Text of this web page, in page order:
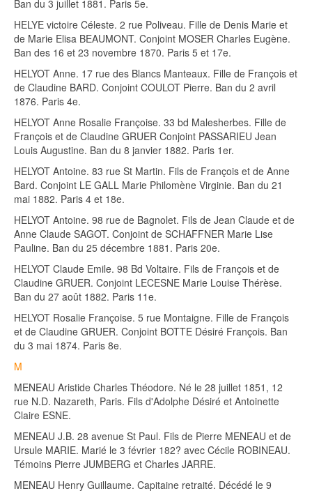
Ban du 3 juillet 1881. Paris 5e.
HELYE victoire Céleste. 2 rue Poliveau. Fille de Denis Marie et
de Marie Elisa BEAUMONT. Conjoint MOSER Charles Eugène.
Ban des 16 et 23 novembre 1870. Paris 5 et 17e.
HELYOT Anne. 17 rue des Blancs Manteaux. Fille de François et
de Claudine BARD. Conjoint COULOT Pierre. Ban du 2 avril
1876. Paris 4e.
HELYOT Anne Rosalie Françoise. 33 bd Malesherbes. Fille de
François et de Claudine GRUER Conjoint PASSARIEU Jean
Louis Augustine. Ban du 8 janvier 1882. Paris 1er.
HELYOT Antoine. 83 rue St Martin. Fils de François et de Anne
Bard. Conjoint LE GALL Marie Philomène Virginie. Ban du 21
mai 1882. Paris 4 et 18e.
HELYOT Antoine. 98 rue de Bagnolet. Fils de Jean Claude et de
Anne Claude SAGOT. Conjoint de SCHAFFNER Marie Lise
Pauline. Ban du 25 décembre 1881. Paris 20e.
HELYOT Claude Emile. 98 Bd Voltaire. Fils de François et de
Claudine GRUER. Conjoint LECESNE Marie Louise Thérèse.
Ban du 27 août 1882. Paris 11e.
HELYOT Rosalie Françoise. 5 rue Montaigne. Fille de François
et de Claudine GRUER. Conjoint BOTTE Désiré François. Ban
du 3 mai 1874. Paris 8e.
M
MENEAU Aristide Charles Théodore. Né le 28 juillet 1851, 12
rue N.D. Nazareth, Paris. Fils d'Adolphe Désiré et Antoinette
Claire ESNE.
MENEAU J.B. 28 avenue St Paul. Fils de Pierre MENEAU et de
Ursule MARIE. Marié le 3 février 182? avec Cécile ROBINEAU.
Témoins Pierre JUMBERG et Charles JARRE.
MENEAU Henry Guillaume. Capitaine retraité. Décédé le 9